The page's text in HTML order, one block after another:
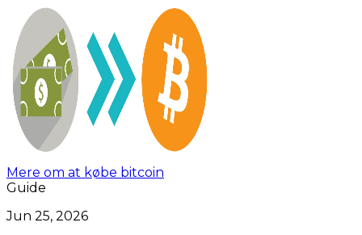
Mere om at købe bitcoin
Guide
Jun 25, 2026